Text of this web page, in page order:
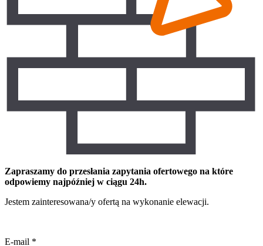
Zapraszamy do przesłania zapytania ofertowego na które
odpowiemy najpóźniej w ciągu 24h.
Jestem zainteresowana/y ofertą na wykonanie elewacji.
E-mail *